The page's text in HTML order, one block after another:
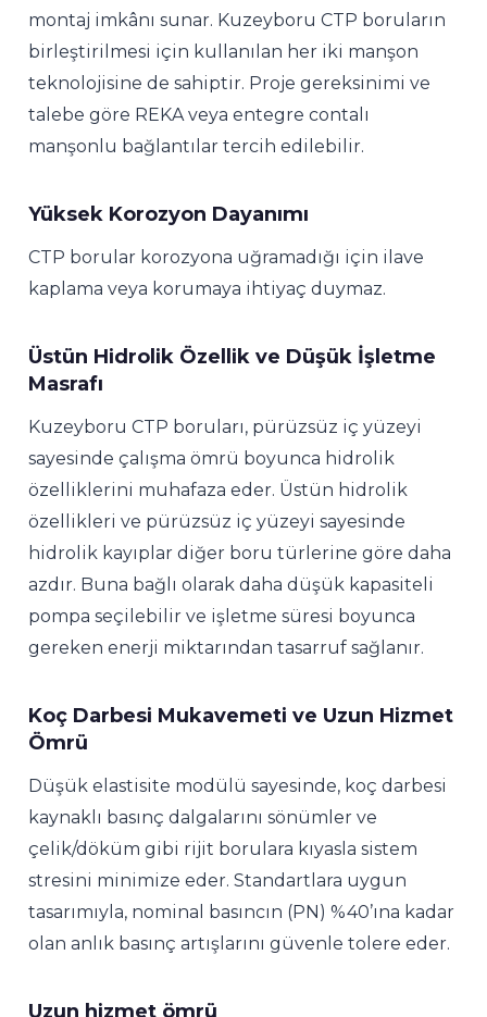
montaj imkânı sunar. Kuzeyboru CTP boruların
birleştirilmesi için kullanılan her iki manşon
teknolojisine de sahiptir. Proje gereksinimi ve
talebe göre REKA veya entegre contalı
manşonlu bağlantılar tercih edilebilir.
Yüksek Korozyon Dayanımı
CTP borular korozyona uğramadığı için ilave
kaplama veya korumaya ihtiyaç duymaz.
Üstün Hidrolik Özellik ve Düşük İşletme
Masrafı
Kuzeyboru CTP boruları, pürüzsüz iç yüzeyi
sayesinde çalışma ömrü boyunca hidrolik
özelliklerini muhafaza eder. Üstün hidrolik
özellikleri ve pürüzsüz iç yüzeyi sayesinde
hidrolik kayıplar diğer boru türlerine göre daha
azdır. Buna bağlı olarak daha düşük kapasiteli
pompa seçilebilir ve işletme süresi boyunca
gereken enerji miktarından tasarruf sağlanır.
Koç Darbesi Mukavemeti ve Uzun Hizmet
Ömrü
Düşük elastisite modülü sayesinde, koç darbesi
kaynaklı basınç dalgalarını sönümler ve
çelik/döküm gibi rijit borulara kıyasla sistem
stresini minimize eder. Standartlara uygun
tasarımıyla, nominal basıncın (PN) %40’ına kadar
olan anlık basınç artışlarını güvenle tolere eder.
Uzun hizmet ömrü